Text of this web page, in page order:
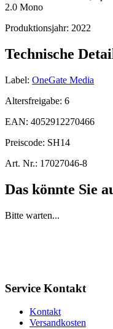
2.0 Mono
Produktionsjahr: 2022
Technische
Label: OneGate Media
Altersfreigabe: 6
EAN: 4052912270466
Preiscode: SH14
Art. Nr.: 17027046-8
Das könnte Sie
Bitte warten...
Service Kontakt
Kontakt
Versandkosten